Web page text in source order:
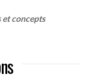
et concepts